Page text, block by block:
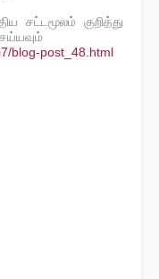
சட்டமூலம் குறித்து
blog-post_48.html